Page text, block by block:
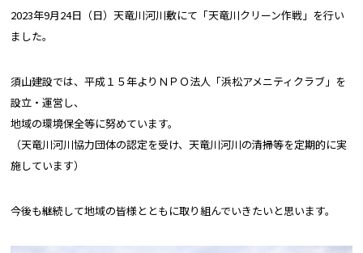
2023年9月24日（日）天竜川河川敷にて「天竜川クリーン作戦」を行い
ました。
須山建設では、平成１５年よりＮＰＯ法人「浜松アメニティクラブ」を
設立・運営し、
地域の環境保全等に努めています。
（天竜川河川協力団体の認定を受け、天竜川河川の清掃等を定期的に実
施しています）
今後も継続して地域の皆様とともに取り組んでいきたいと思います。